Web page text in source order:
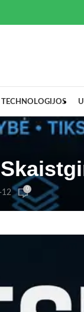
TECHNOLOGIJOS
12 0